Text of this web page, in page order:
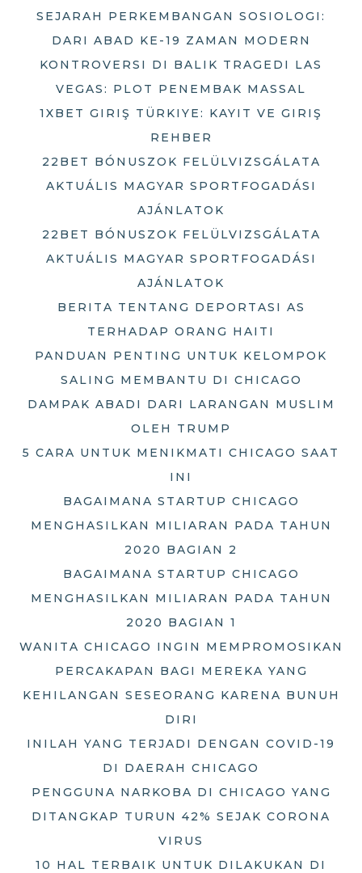
SEJARAH PERKEMBANGAN SOSIOLOGI:
DARI ABAD KE-19 ZAMAN MODERN
KONTROVERSI DI BALIK TRAGEDI LAS
VEGAS: PLOT PENEMBAK MASSAL
1XBET GIRIŞ TÜRKIYE: KAYIT VE GIRIŞ
REHBER
22BET BÓNUSZOK FELÜLVIZSGÁLATA
AKTUÁLIS MAGYAR SPORTFOGADÁSI
AJÁNLATOK
22BET BÓNUSZOK FELÜLVIZSGÁLATA
AKTUÁLIS MAGYAR SPORTFOGADÁSI
AJÁNLATOK
BERITA TENTANG DEPORTASI AS
TERHADAP ORANG HAITI
PANDUAN PENTING UNTUK KELOMPOK
SALING MEMBANTU DI CHICAGO
DAMPAK ABADI DARI LARANGAN MUSLIM
OLEH TRUMP
5 CARA UNTUK MENIKMATI CHICAGO SAAT
INI
BAGAIMANA STARTUP CHICAGO
MENGHASILKAN MILIARAN PADA TAHUN
2020 BAGIAN 2
BAGAIMANA STARTUP CHICAGO
MENGHASILKAN MILIARAN PADA TAHUN
2020 BAGIAN 1
WANITA CHICAGO INGIN MEMPROMOSIKAN
PERCAKAPAN BAGI MEREKA YANG
KEHILANGAN SESEORANG KARENA BUNUH
DIRI
INILAH YANG TERJADI DENGAN COVID-19
DI DAERAH CHICAGO
PENGGUNA NARKOBA DI CHICAGO YANG
DITANGKAP TURUN 42% SEJAK CORONA
VIRUS
10 HAL TERBAIK UNTUK DILAKUKAN DI